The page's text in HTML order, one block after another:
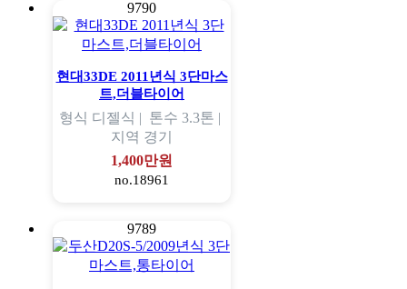
9790
현대33DE 2011년식 3단마스
트,더블타이어
형식 디젤식 | 톤수 3.3톤 |
지역 경기
1,400만원
no.18961
9789